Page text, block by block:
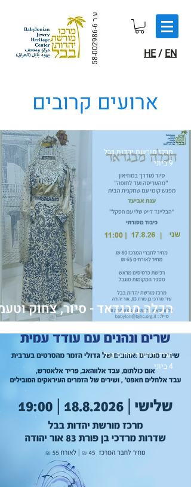
ע.ר
58-002986-6 HE/ EN
ארועים קרובים
הכלה מבגדאד - סיור, צחוק
במסורת עיראקית
מרכז מורשת יהדות בבל
9 ביוני
מרכז מורשת יהדות בבל
4 ביוני